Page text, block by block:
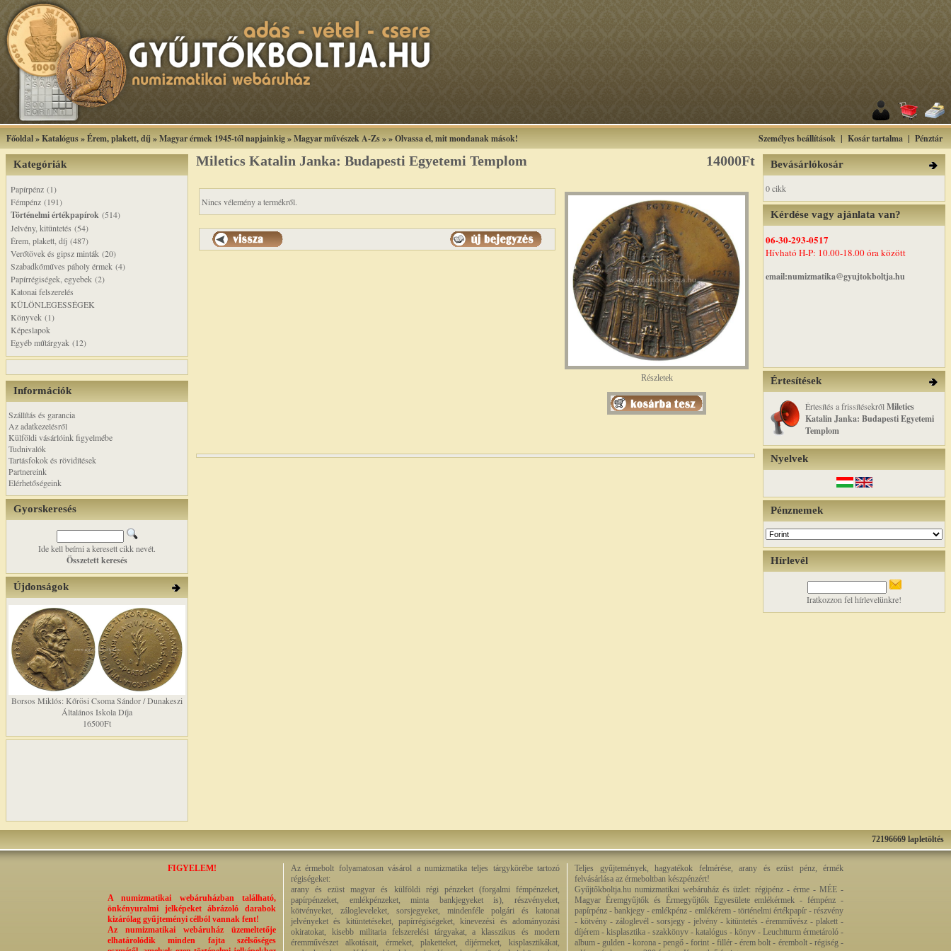
Főoldal»Katalógus»Érem, plakett, díj »Magyar érmek 1945-től napjainkig»Magyar művészek A-Zs»»Olvassa el, mit mondanak mások! Személyes beállítások | Kosár tartalma | Pénztár
Kategóriák
Papírpénz (1)
Fémpénz (191)
Történelmi értékpapírok (514)
Jelvény, kitüntetés (54)
Érem, plakett, díj (487)
Verőtövek és gipsz minták (20)
Szabadkőműves páholy érmek (4)
Papírrégiségek, egyebek (2)
Katonai felszerelés
KÜLÖNLEGESSÉGEK
Könyvek (1)
Képeslapok
Egyéb műtárgyak (12)
Információk
Szállítás és garancia
Az adatkezelésről
Külföldi vásárlóink figyelmébe
Tudnivalók
Tartásfokok és rövidítések
Partnereink
Elérhetőségeink
Gyorskeresés
Ide kell beírni a keresett cikk nevét.
Összetett keresés
Újdonságok
Borsos Miklós: Kőrösi Csoma Sándor / Dunakeszi
Általános Iskola Díja
16500Ft
Miletics Katalin Janka: Budapesti Egyetemi Templom 14000Ft
Nincs vélemény a termékről.
Részletek
Bevásárlókosár
0 cikk
Kérdése vagy ajánlata van?
06-30-293-0517
Hívható H-P: 10.00-18.00 óra között
email:numizmatika@gyujtokboltja.hu
Értesítések
Értesítés a frissítésekről Miletics
Katalin Janka: Budapesti Egyetemi
Templom
Nyelvek
Pénznemek
Hírlevél
Iratkozzon fel hírlevelünkre!
72196669 lapletöltés
FIGYELEM!
A numizmatikai webáruházban található,
önkényuralmi jelképeket ábrázoló darabok
kizárólag gyűjteményi célból vannak fent!
Az numizmatikai webáruház üzemeltetője
elhatárolódik minden fajta szélsőséges
Az érmebolt folyamatosan vásárol a numizmatika teljes tárgykörébe tartozó
régiségeket:
arany és ezüst magyar és külföldi régi pénzeket (forgalmi fémpénzeket,
papírpénzeket, emlékpénzeket, minta bankjegyeket is), részvényeket,
kötvényeket, zálogleveleket, sorsjegyeket, mindenféle polgári és katonai
jelvényeket és kitüntetéseket, papírrégiségeket, kinevezési és adományozási
okiratokat, kisebb militaria felszerelési tárgyakat, a klasszikus és modern
éremművészet alkotásait, érmeket, plaketteket, díjérmeket, kisplasztikákat,
Teljes gyűjtemények, hagyatékok felmérése, arany és ezüst pénz, érmék
felvásárlása az érmeboltban készpénzért!
Gyűjtőkboltja.hu numizmatikai webáruház és üzlet: régipénz - érme - MÉE -
Magyar Éremgyűjtők és Érmegyűjtők Egyesülete emlékérmek - fémpénz -
papírpénz - bankjegy - emlékpénz - emlékérem - történelmi értékpapír - részvény
- kötvény - záloglevél - sorsjegy - jelvény - kitüntetés - éremművész - plakett -
díjérem - kisplasztika - szakkönyv - katalógus - könyv - Leuchtturm érmetároló -
album - gulden - korona - pengő - forint - fillér - érem bolt - érembolt - régiség -